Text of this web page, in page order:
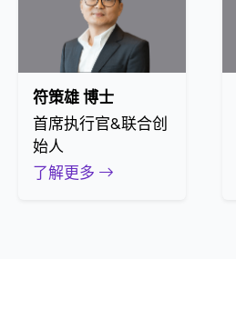
符策雄 博士
首席执行官&联合创
始人
了解更多